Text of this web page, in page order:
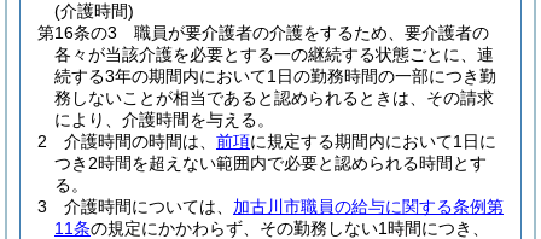
(介護時間)
第16条の3
職員が要介護者の介護をするため、要介護者の
各々が当該介護を必要とする一の継続する状態ごとに、連
続する3年の期間内において1日の勤務時間の一部につき勤
務しないことが相当であると認められるときは、その請求
により、介護時間を与える。
2
介護時間の時間は、 前項に規定する期間内において1日に
つき2時間を超えない範囲内で必要と認められる時間とす
る。
3
介護時間については、 加古川市職員の給与に関する条例第
11条の規定にかかわらず、その勤務しない1時間につき、